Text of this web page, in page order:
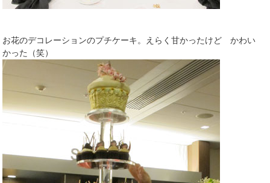
お花のデコレーションのプチケーキ。えらく甘かったけど かわい
かった（笑）